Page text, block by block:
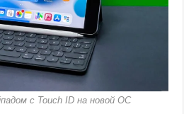
с Touch ID на новой ОС